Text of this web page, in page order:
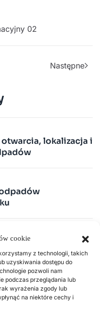
cookie
z technologii, takich
uzyskiwania dostępu do
pozwoli nam
podczas przeglądania lub
wyrażenia zgody lub
na niektóre cechy i
Następne
otwarcia, lokalizacja i
w Gminie Rusiec –